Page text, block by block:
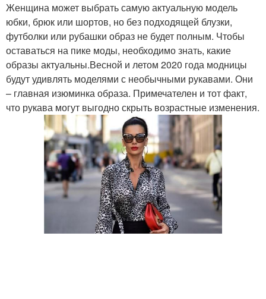
Женщина может выбрать самую актуальную модель
юбки, брюк или шортов, но без подходящей блузки,
футболки или рубашки образ не будет полным. Чтобы
оставаться на пике моды, необходимо знать, какие
образы актуальны.Весной и летом 2020 года модницы
будут удивлять моделями с необычными рукавами. Они
– главная изюминка образа. Примечателен и тот факт,
что рукава могут выгодно скрыть возрастные изменения.